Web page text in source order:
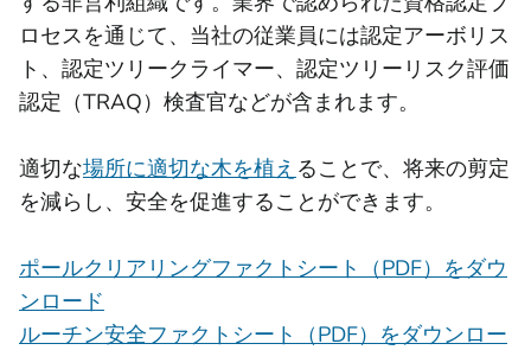
ロセスを通じて、当社の従業員には認定アーボリス
ト、認定ツリークライマー、認定ツリーリスク評価
認定（TRAQ）検査官などが含まれます。
適切な場所に適切な木を植え ることで、将来の剪定
を減らし、安全を促進することができます。
ポールクリアリングファクトシート（PDF）をダウ
ンロード
ルーチン安全ファクトシート（PDF）をダウンロー